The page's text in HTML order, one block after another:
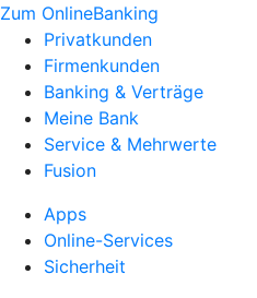
Zum OnlineBanking
Privatkunden
Firmenkunden
Banking & Verträge
Meine Bank
Service & Mehrwerte
Fusion
Apps
Online-Services
Sicherheit